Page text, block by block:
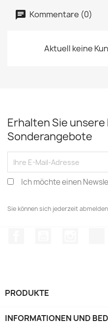
Kommentare (0)
Aktuell keine
Erhalten Sie
Sonderangebote
Ich möchte einen
Sie können sich jederzeit
PRODUKTE
INFORMATIONEN UND